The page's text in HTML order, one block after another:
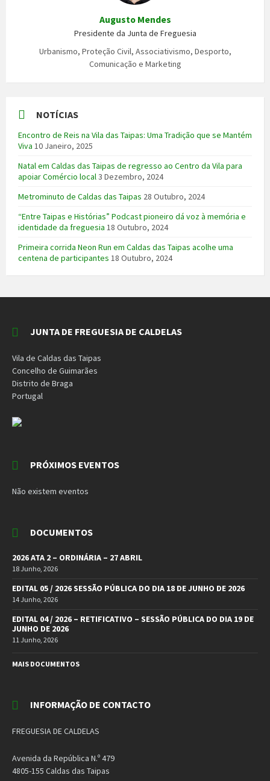
Augusto Mendes
Presidente da Junta de Freguesia
Urbanismo, Proteção Civil, Associativismo, Desporto,
Comunicação e Marketing
NOTÍCIAS
Encontro de Reis na Vila das Taipas: Uma Tradição que se Mantém
Viva 10 Janeiro, 2025
Natal em Caldas das Taipas de regresso ao Centro da Vila para
apoiar Comércio local3 Dezembro, 2024
Metrominuto de Caldas das Taipas 28 Outubro, 2024
“Entre Taipas e Histórias” Podcast pioneiro dá voz à memória e
identidade da freguesia 18 Outubro, 2024
Primeira corrida Neon Run em Caldas das Taipas acolhe uma
centena de participantes 18 Outubro, 2024
JUNTA DE FREGUESIA DE CALDELAS
Vila de Caldas das Taipas
Concelho de Guimarães
Distrito de Braga
Portugal
PRÓXIMOS EVENTOS
Não existem eventos
DOCUMENTOS
2026 ATA 2 – ORDINÁRIA – 27 ABRIL
18 Junho, 2026
EDITAL 05 / 2026 SESSÃO PÚBLICA DO DIA 18 DE JUNHO DE 2026
14 Junho, 2026
EDITAL 04 / 2026 – RETIFICATIVO – SESSÃO PÚBLICA DO DIA 19 DE
JUNHO DE 2026
11 Junho, 2026
MAIS DOCUMENTOS
INFORMAÇÃO DE CONTACTO
FREGUESIA DE CALDELAS
Avenida da República N.º 479
4805-155 Caldas das Taipas